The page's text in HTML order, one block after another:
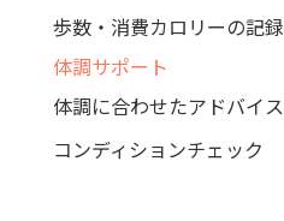
歩数・消費カロリーの記録
体調サポート
体調に合わせたアドバイス
コンディションチェック